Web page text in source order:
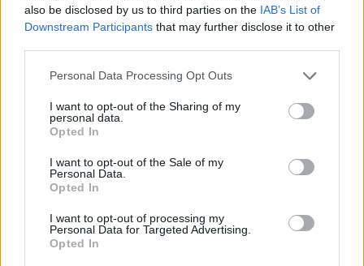
also be disclosed by us to third parties on the IAB’s List of
Downstream Participants that may further disclose it to other
Personal Data Processing Opt Outs
I want to opt-out of the Sharing of my
personal data.
Opted In
I want to opt-out of the Sale of my
Personal Data.
Opted In
I want to opt-out of processing my
Personal Data for Targeted Advertising.
Opted In